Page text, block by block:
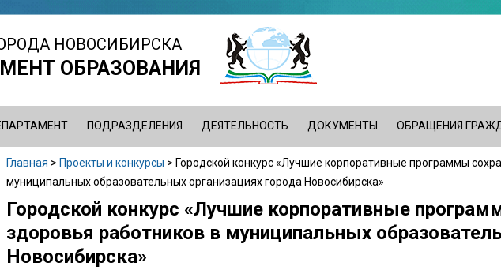
НОВОСИБИРСКА
ОБРАЗОВАНИЯ
ПОДРАЗДЕЛЕНИЯ ДЕЯТЕЛЬНОСТЬ ДОКУМЕНТЫ ОБРАЩЕНИЯ
Вы
здесь
Главная > Проекты и конкурсы > Городской конкурс «Лучшие корпоративные программы
муниципальных образовательных организациях города Новосибирска»
Back
to
top
Городской конкурс «Лучшие корпоративные
здоровья работников в муниципальных
Новосибирска»